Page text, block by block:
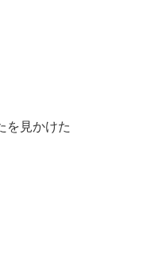
を見かけた